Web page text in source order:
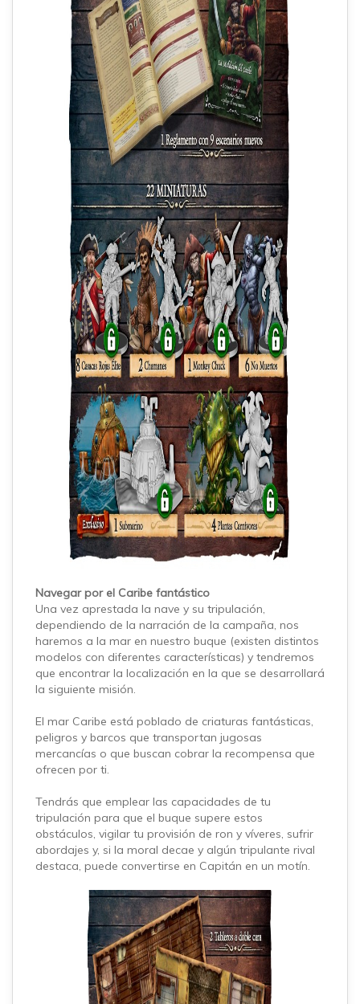
Navegar por el Caribe fantástico
Una vez aprestada la nave y su tripulación,
dependiendo de la narración de la campaña, nos
haremos a la mar en nuestro buque (existen distintos
modelos con diferentes características) y tendremos
que encontrar la localización en la que se desarrollará
la siguiente misión.
El mar Caribe está poblado de criaturas fantásticas,
peligros y barcos que transportan jugosas
mercancías o que buscan cobrar la recompensa que
ofrecen por ti.
Tendrás que emplear las capacidades de tu
tripulación para que el buque supere estos
obstáculos, vigilar tu provisión de ron y víveres, sufrir
abordajes y, si la moral decae y algún tripulante rival
destaca, puede convertirse en Capitán en un motín.